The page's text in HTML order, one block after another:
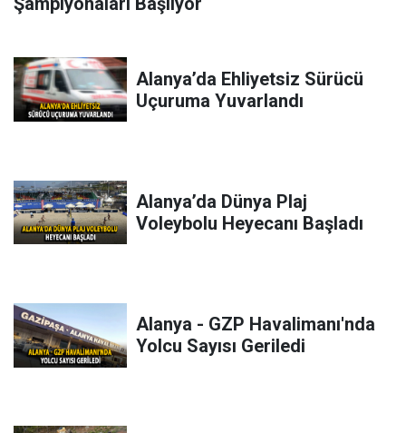
Alanya’da Ehliyetsiz Sürücü
Uçuruma Yuvarlandı
Alanya’da Dünya Plaj
Voleybolu Heyecanı Başladı
Alanya - GZP Havalimanı'nda
Yolcu Sayısı Geriledi